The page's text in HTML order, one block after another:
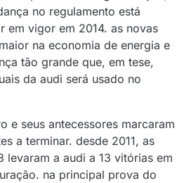
no regulamento está
em vigor em 2014. as novas
na economia de energia e
tão grande que, em tese,
da audi será usado no
e seus antecessores marcaram
a terminar. desde 2011, as
levaram a audi a 13 vitórias em
na principal prova do